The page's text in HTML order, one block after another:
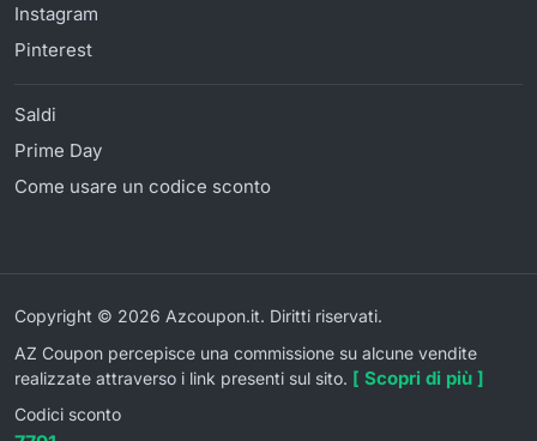
Instagram
Pinterest
Saldi
Prime Day
Come usare un codice sconto
Copyright © 2026 Azcoupon.it. Diritti riservati.
AZ Coupon percepisce una commissione su alcune vendite
realizzate attraverso i link presenti sul sito. [ Scopri di più ]
Codici sconto